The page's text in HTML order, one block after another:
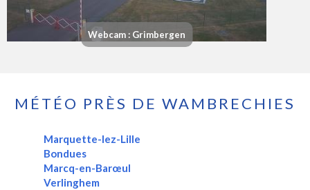
Webcam : Grimbergen
MÉTÉO PRÈS DE WAMBRECHIES
Marquette-lez-Lille
Bondues
Marcq-en-Barœul
Verlinghem